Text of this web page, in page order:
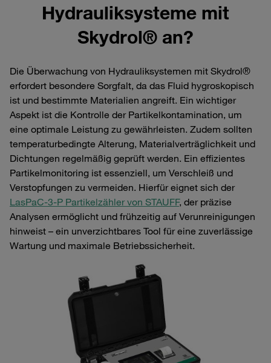
Hydrauliksysteme mit
Skydrol® an?
Die Überwachung von Hydrauliksystemen mit Skydrol®
erfordert besondere Sorgfalt, da das Fluid hygroskopisch
ist und bestimmte Materialien angreift. Ein wichtiger
Aspekt ist die Kontrolle der Partikelkontamination, um
eine optimale Leistung zu gewährleisten. Zudem sollten
temperaturbedingte Alterung, Materialverträglichkeit und
Dichtungen regelmäßig geprüft werden. Ein effizientes
Partikelmonitoring ist essenziell, um Verschleiß und
Verstopfungen zu vermeiden. Hierfür eignet sich der
LasPaC-3-P Partikelzähler von STAUFF, der präzise
Analysen ermöglicht und frühzeitig auf Verunreinigungen
hinweist – ein unverzichtbares Tool für eine zuverlässige
Wartung und maximale Betriebssicherheit.